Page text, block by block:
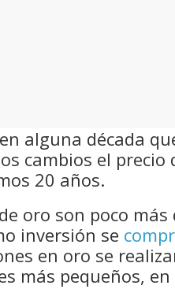
alguna década
cambios el
20 años.
oro son poco
inversión se
en oro se
más pequeños,